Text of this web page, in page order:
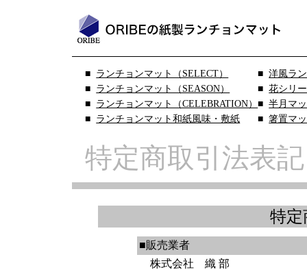
ランチョンマット（SELECT）
ランチョンマット（SEASON）
ランチョンマット（CELEBRATION）
ランチョンマット和紙風味・敷紙
洋風ラ
花シリ
半月マ
箸置マ
特定商取引法表記
特定
■販売業者
株式会社 織 部